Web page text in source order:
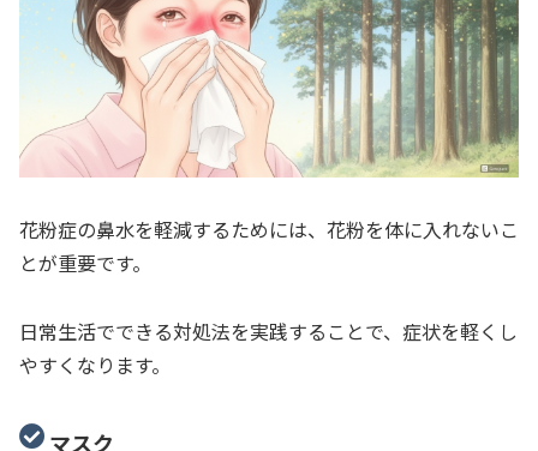
花粉症の鼻水を軽減するためには、花粉を体に入れないこ
とが重要です。
日常生活でできる対処法を実践することで、症状を軽くし
やすくなります。
マスク